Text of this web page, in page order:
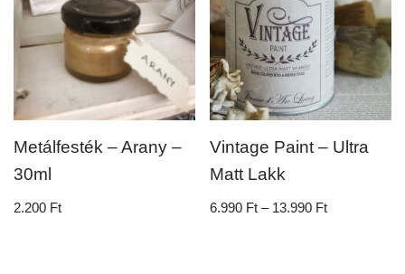
Metálfesték – Arany –
30ml
2.200 Ft
Vintage Paint – Ultra
Matt Lakk
6.990 Ft – 13.990 Ft